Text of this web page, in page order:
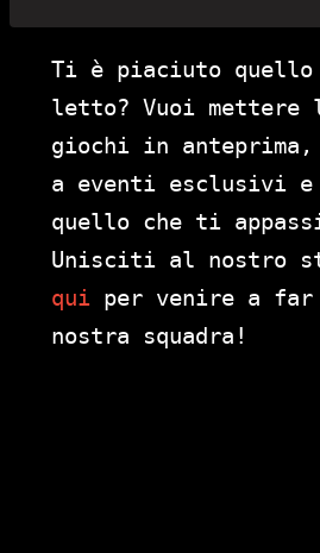
Ti è piaciuto quello
letto? Vuoi mettere
giochi in anteprima,
a eventi esclusivi e
quello che ti
Unisciti al nostro
qui per venire a
nostra squadra!